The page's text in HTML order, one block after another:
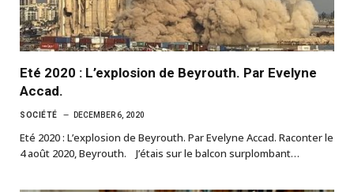
Eté 2020 : L’explosion de Beyrouth. Par Evelyne
Accad.
SOCIÉTÉ DECEMBER 6, 2020
Eté 2020 : L’explosion de Beyrouth. Par Evelyne Accad. Raconter le
4 août 2020, Beyrouth. J’étais sur le balcon surplombant…